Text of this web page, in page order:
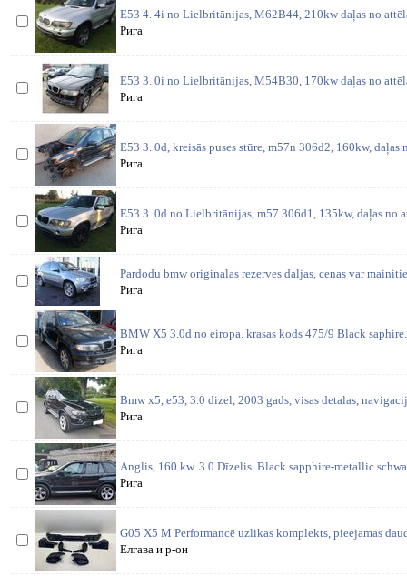
E53 4. 4i no Lielbritānijas, M62B44, 210kw daļas no
Рига
E53 3. 0i no Lielbritānijas, M54B30, 170kw daļas no
Рига
E53 3. 0d, kreisās puses stūre, m57n 306d2, 160kw, daļas
Рига
E53 3. 0d no Lielbritānijas, m57 306d1, 135kw, daļas no
Рига
Pardodu bmw originalas rezerves daljas, cenas var
Рига
BMW X5 3.0d no eiropa. krasas kods 475/9 Black
Рига
Bmw x5, e53, 3.0 dizel, 2003 gads, visas detalas,
Рига
Anglis, 160 kw. 3.0 Dīzelis. Black sapphire-metallic
Рига
G05 X5 M Performancē uzlikas komplekts, pieejamas
Елгава и р-он